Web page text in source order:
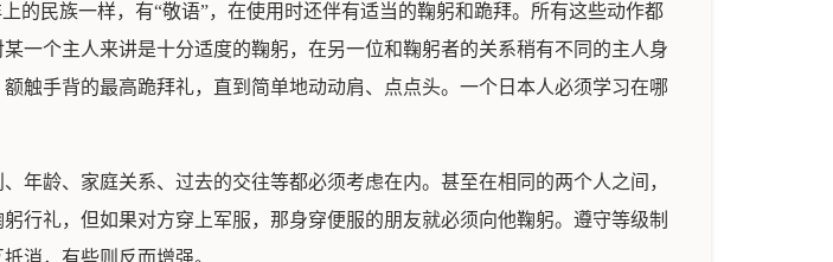
的民族一样，有“敬语”，在使用时还伴有适当的鞠躬和跪拜。所有这些动作都
一个主人来讲是十分适度的鞠躬，在另一位和鞠躬者的关系稍有不同的主人身
触手背的最高跪拜礼，直到简单地动动肩、点点头。一个日本人必须学习在哪
年龄、家庭关系、过去的交往等都必须考虑在内。甚至在相同的两个人之间，
行礼，但如果对方穿上军服，那身穿便服的朋友就必须向他鞠躬。遵守等级制
消，有些则反而增强。